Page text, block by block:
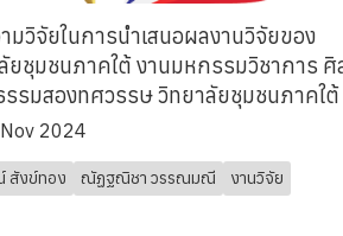
มวิจัยในการนำเสนอผลงานวิจัยของ
ยชุมชนภาคใต้ งานมหกรรมวิชาการ ศิ
รมสองทศวรรษ วิทยาลัยชุมชนภาคใต้
2024
สังข์ทอง ณัฏฐณิชา วรรณมณี งานวิจัย